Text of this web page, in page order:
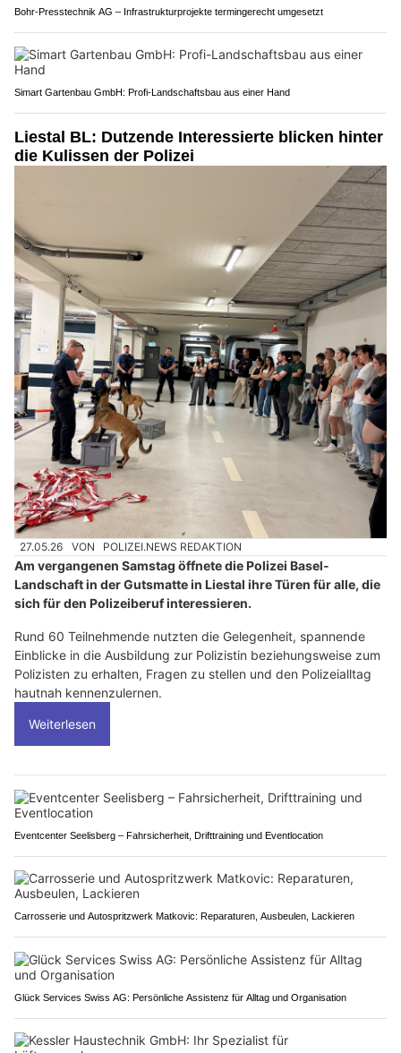
Bohr-Presstechnik AG – Infrastrukturprojekte termingerecht umgesetzt
Simart Gartenbau GmbH: Profi-Landschaftsbau aus einer Hand
Liestal BL: Dutzende Interessierte blicken hinter
die Kulissen der Polizei
27.05.26 VON POLIZEI.NEWS REDAKTION
Am vergangenen Samstag öffnete die Polizei Basel-
Landschaft in der Gutsmatte in Liestal ihre Türen für alle, die
sich für den Polizeiberuf interessieren.
Rund 60 Teilnehmende nutzten die Gelegenheit, spannende
Einblicke in die Ausbildung zur Polizistin beziehungsweise zum
Polizisten zu erhalten, Fragen zu stellen und den Polizeialltag
hautnah kennenzulernen.
Weiterlesen
Eventcenter Seelisberg – Fahrsicherheit, Drifttraining und Eventlocation
Carrosserie und Autospritzwerk Matkovic: Reparaturen, Ausbeulen, Lackieren
Glück Services Swiss AG: Persönliche Assistenz für Alltag und Organisation